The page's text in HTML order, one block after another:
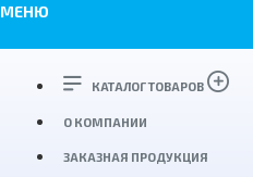
МЕНЮ
КАТАЛОГ ТОВАРОВ
О КОМПАНИИ
ЗАКАЗНАЯ ПРОДУКЦИЯ